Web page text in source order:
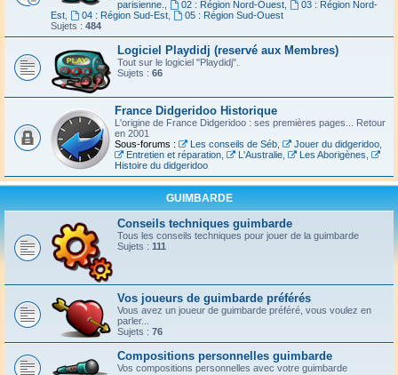
parisienne.
02 : Région Nord-Ouest,
03 : Région Nord-
Est
04 : Région Sud-Est,
05 : Région Sud-Ouest
Sujets : 484
Logiciel Playdidj (reservé aux Membres)
Tout sur le logiciel "Playdidj".
Sujets : 66
France Didgeridoo Historique
L'origine de France Didgeridoo : ses premières pages... Retour
en 2001
Sous-forums :
Les conseils de Séb, Jouer du didgeridoo,
Entretien et réparation, L'Australie, Les Aborigènes
Histoire du didgeridoo
GUIMBARDE
Conseils techniques guimbarde
Tous les conseils techniques pour jouer de la guimbarde
Sujets : 111
Vos joueurs de guimbarde préférés
Vous avez un joueur de guimbarde préféré, vous voulez en
parler...
Sujets : 76
Compositions personnelles guimbarde
Vos compositions personnelles avec votre guimbarde